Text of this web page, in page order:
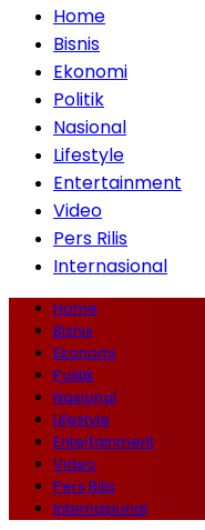
Home
Bisnis
Ekonomi
Politik
Nasional
Lifestyle
Entertainment
Video
Pers Rilis
Internasional
Home
Bisnis
Ekonomi
Politik
Nasional
Lifestyle
Entertainment
Video
Pers Rilis
Internasional